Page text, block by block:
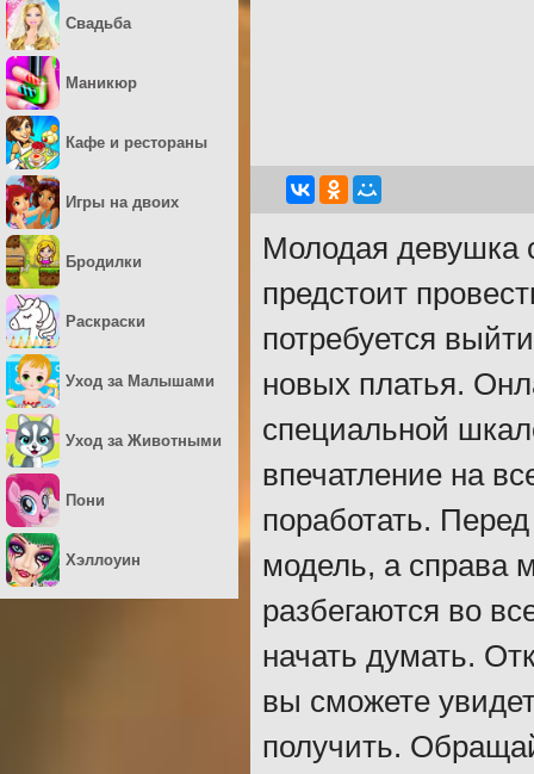
Молодая девушка
предстоит
потребуется
новых платья.
специальной
впечатление на
поработать.
модель, а справа
разбегаются во
начать думать.
вы сможете
получить.
Свадьба
Маникюр
Кафе и рестораны
Игры на двоих
Бродилки
Раскраски
Уход за Малышами
Уход за Животными
Пони
Хэллоуин